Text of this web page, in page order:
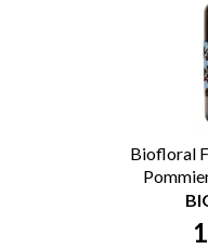
Biofloral